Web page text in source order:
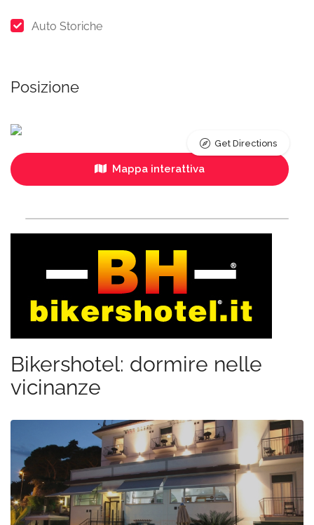
Auto Storiche
Posizione
Mappa interattiva
Get Directions
Bikershotel: dormire nelle
vicinanze